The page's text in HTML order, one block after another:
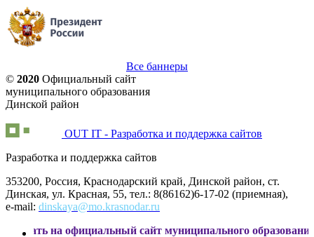
Все баннеры
© 2020 Официальный сайт
муниципального образования
Динской район
OUT IT - Разработка и поддержка сайтов
Разработка и поддержка сайтов
353200, Россия, Краснодарский край, Динской район, ст.
Динская, ул. Красная, 55, тел.: 8(86162)6-17-02 (приемная),
e-mail: dinskaya@mo.krasnodar.ru
официальный сайт муниципального образования Динской